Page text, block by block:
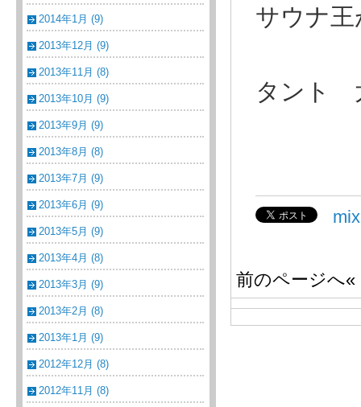
2014年1月 (9)
2013年12月 (9)
2013年11月 (8)
2013年10月 (9)
2013年9月 (9)
2013年8月 (8)
2013年7月 (9)
2013年6月 (9)
2013年5月 (9)
2013年4月 (8)
2013年3月 (9)
2013年2月 (8)
2013年1月 (9)
2012年12月 (8)
2012年11月 (8)
サウナ
タント
前のページへ«